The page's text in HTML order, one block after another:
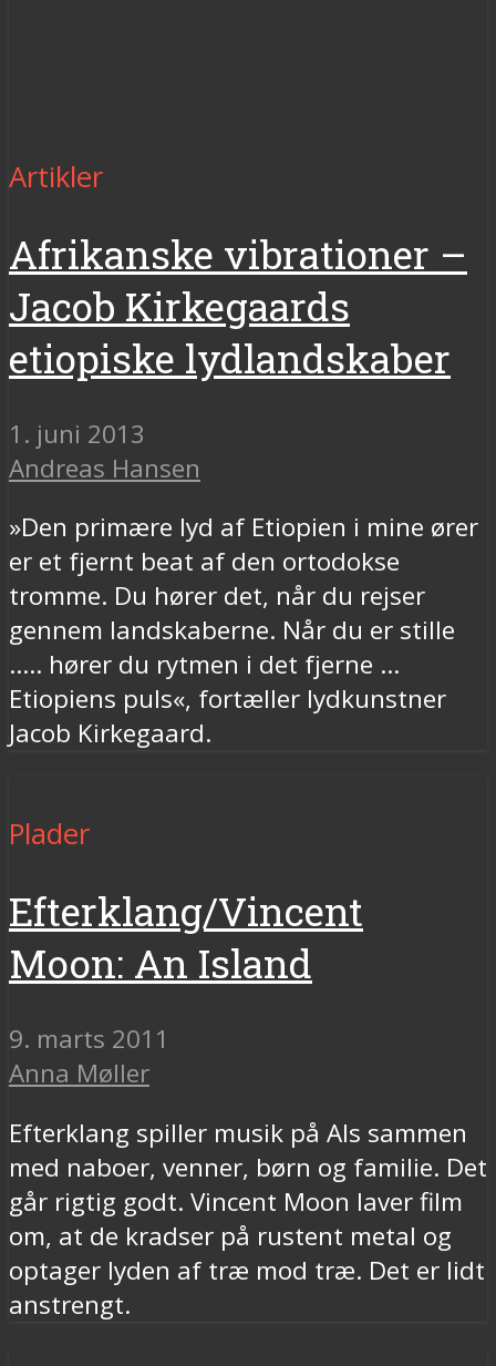
Artikler
Afrikanske vibrationer –
Jacob Kirkegaards
etiopiske lydlandskaber
1. juni 2013
Andreas Hansen
»Den primære lyd af Etiopien i mine ører
er et fjernt beat af den ortodokse
tromme. Du hører det, når du rejser
gennem landskaberne. Når du er stille
..... hører du rytmen i det fjerne ...
Etiopiens puls«, fortæller lydkunstner
Jacob Kirkegaard.
Plader
Efterklang/Vincent
Moon: An Island
9. marts 2011
Anna Møller
Efterklang spiller musik på Als sammen
med naboer, venner, børn og familie. Det
går rigtig godt. Vincent Moon laver film
om, at de kradser på rustent metal og
optager lyden af træ mod træ. Det er lidt
anstrengt.